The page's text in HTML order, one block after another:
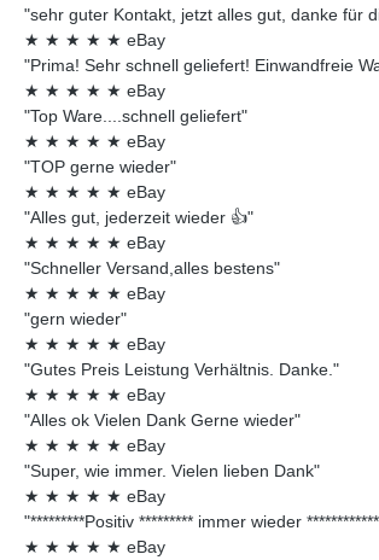
"sehr guter Kontakt, jetzt alles gut, danke für
★ ★ ★ ★ ★ eBay
"Prima! Sehr schnell geliefert! Einwandfreie
★ ★ ★ ★ ★ eBay
"Top Ware....schnell geliefert"
★ ★ ★ ★ ★ eBay
"TOP gerne wieder"
★ ★ ★ ★ ★ eBay
"Alles gut, jederzeit wieder 👍"
★ ★ ★ ★ ★ eBay
"Schneller Versand,alles bestens"
★ ★ ★ ★ ★ eBay
"gern wieder"
★ ★ ★ ★ ★ eBay
"Gutes Preis Leistung Verhältnis. Danke."
★ ★ ★ ★ ★ eBay
"Alles ok Vielen Dank Gerne wieder"
★ ★ ★ ★ ★ eBay
"Super, wie immer. Vielen lieben Dank"
★ ★ ★ ★ ★ eBay
"*********Positiv ********* immer wieder
★ ★ ★ ★ ★ eBay